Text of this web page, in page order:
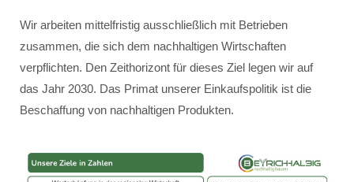
Wir arbeiten mittelfristig ausschließlich mit Betrieben
zusammen, die sich dem nachhaltigen Wirtschaften
verpflichten. Den Zeithorizont für dieses Ziel legen wir auf
das Jahr 2030. Das Primat unserer Einkaufspolitik ist die
Beschaffung von nachhaltigen Produkten.